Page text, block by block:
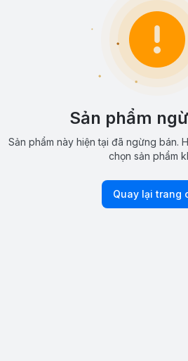
Sản phẩm
Sản phẩm này hiện tại đã ngừng bán.
chọn sản phẩm
Quay lại trang